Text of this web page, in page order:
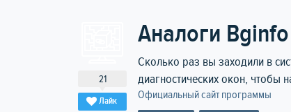
21
Лайк
Аналоги
Сколько раз вы заходили в
диагностических окон, чтобы
Официальный сайт программы